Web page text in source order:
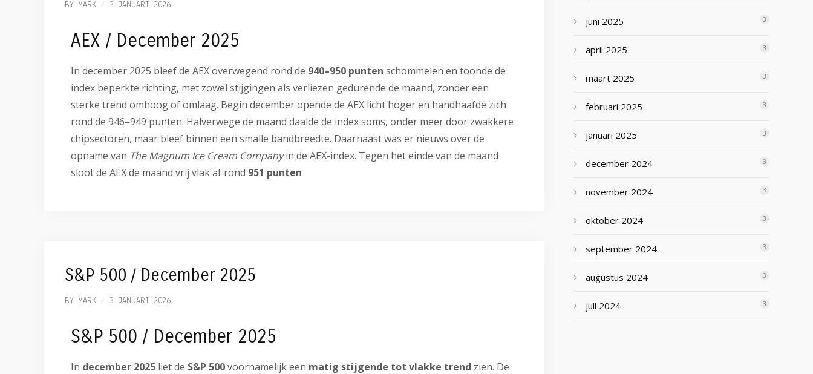
BY MARK 3 JANUARI 2026
AEX / December 2025
In december 2025 bleef de AEX overwegend rond de 940–950 punten schommelen en toonde de
index beperkte richting, met zowel stijgingen als verliezen gedurende de maand, zonder een
sterke trend omhoog of omlaag. Begin december opende de AEX licht hoger en handhaafde zich
rond de 946–949 punten. Halverwege de maand daalde de index soms, onder meer door zwakkere
chipsectoren, maar bleef binnen een smalle bandbreedte. Daarnaast was er nieuws over de
opname van The Magnum Ice Cream Companyin de AEX-index. Tegen het einde van de maand
sloot de AEX de maand vrij vlak af rond 951 punten
S&P 500 / December 2025
BY MARK 3 JANUARI 2026
S&P 500 / December 2025
In december 2025 liet de S&P 500voornamelijk een matig stijgende tot vlakke trend zien. De
juni 2025 3
april 2025 3
maart 2025 3
februari 2025 3
januari 2025 3
december 2024 3
november 2024 3
oktober 2024 3
september 2024 3
augustus 2024 3
juli 2024 3